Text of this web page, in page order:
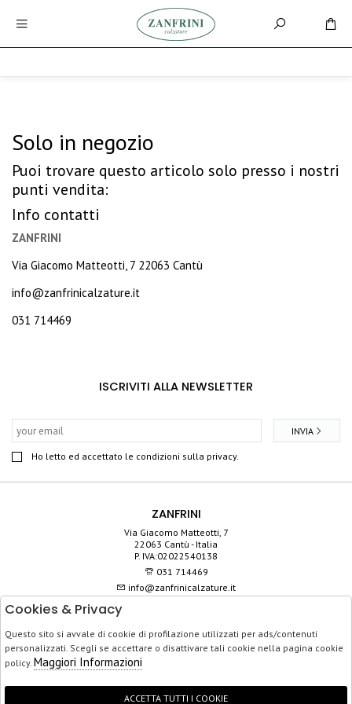
Solo in negozio
Puoi trovare questo articolo solo presso i nostri
punti vendita:
Info contatti
ZANFRINI
Via Giacomo Matteotti, 7 22063 Cantù
info@zanfrinicalzature.it
031 714469
ISCRIVITI ALLA NEWSLETTER
Ho letto ed accettato le condizioni sulla privacy.
INVIA
ZANFRINI
Via Giacomo Matteotti, 7
22063 Cantù - Italia
P. IVA:02022540138
031 714469
info@zanfrinicalzature.it
SERVIZIO CLIENTI
ACQUISTO SICURO
Cookies & Privacy
Questo sito si avvale di cookie di profilazione utilizzati per ads/contenuti
personalizzati. Scegli se accettare o disattivare tali cookie nella pagina cookie
policy. Maggiori Informazioni
ACCETTA TUTTI I COOKIE